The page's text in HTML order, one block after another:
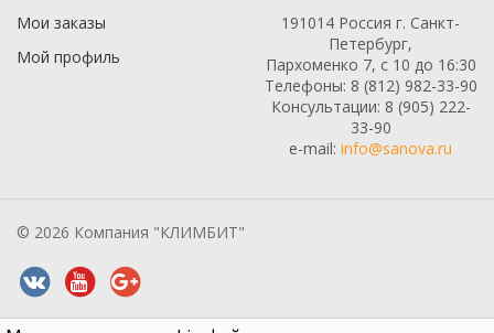
Мои заказы
Мой профиль
191014 Россия г. Санкт-
Петербург,
Пархоменко 7, с 10 до 16:30
Телефоны: 8 (812) 982-33-90
Консультации: 8 (905) 222-
33-90
e-mail: info@sanova.ru
© 2026 Компания "КЛИМБИТ"